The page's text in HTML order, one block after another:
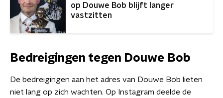
op Douwe Bob blijft langer
vastzitten
Bedreigingen tegen Douwe Bob
De bedreigingen aan het adres van Douwe Bob lieten
niet lang op zich wachten. Op Instagram deelde de